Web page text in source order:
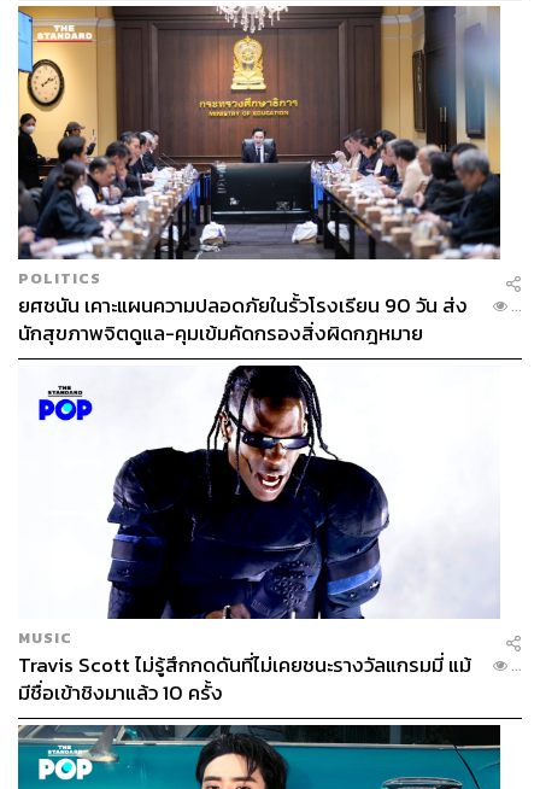
POLITICS
ยศชนัน เคาะแผนความปลอดภัยในรั้วโรงเรียน 90 วัน ส่ง
นักสุขภาพจิตดูแล-คุมเข้มคัดกรองสิ่งผิดกฎหมาย
...
MUSIC
Travis Scott ไม่รู้สึกกดดันที่ไม่เคยชนะรางวัลแกรมมี่ แม้
มีชื่อเข้าชิงมาแล้ว 10 ครั้ง
...